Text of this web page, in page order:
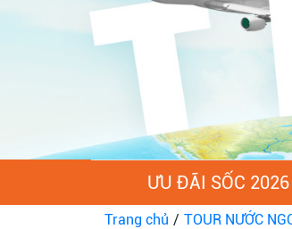
ƯU ĐÃI SỐC 2026
Trang chủ / TOUR NƯỚC